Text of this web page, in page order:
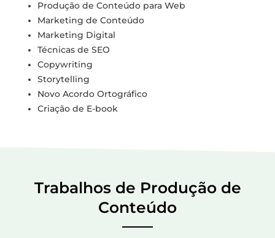
Produção de Conteúdo para Web
Marketing de Conteúdo
Marketing Digital
Técnicas de SEO
Copywriting
Storytelling
Novo Acordo Ortográfico
Criação de E-book
Trabalhos de Produção de
Conteúdo